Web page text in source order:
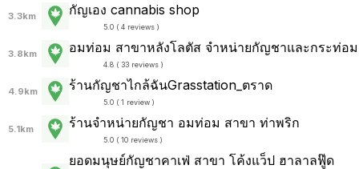
3.3km กัญเอง cannabis shop
5.0 ( 4 reviews )
3.8km อมท่อม สาขาหลังโลตัส จำหน่ายกัญชาและกระท่อม
4.8 ( 33 reviews )
4.9km ร้านกัญชาไกล้ฉันGrasstation_ตราด
5.0 ( 1 review )
5.1km ร้านจำหน่ายกัญชา อมท่อม สาขา ท่าพริก
5.0 ( 10 reviews )
ยอดมนุษย์กัญชาคาเฟ่ สาขา โค้งแว็ป ฮาลาลฟู๊ด